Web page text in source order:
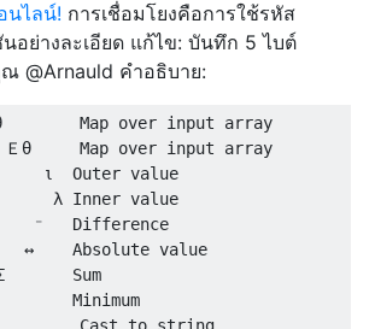
นไลน์! การเชื่อมโยงคือการใช้รหัส
นอย่างละเอียด แก้ไข: บันทึก 5 ไบต์
@Arnauld คำอธิบาย:
Map over input array
Ｅθ     Map over input array
ι  Outer value
λ Inner value
⁻   Difference
↔    Absolute value
Sum
Minimum